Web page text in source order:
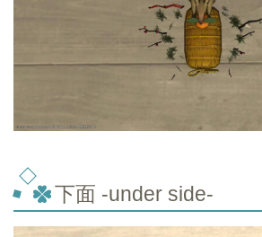
下面 -under side-